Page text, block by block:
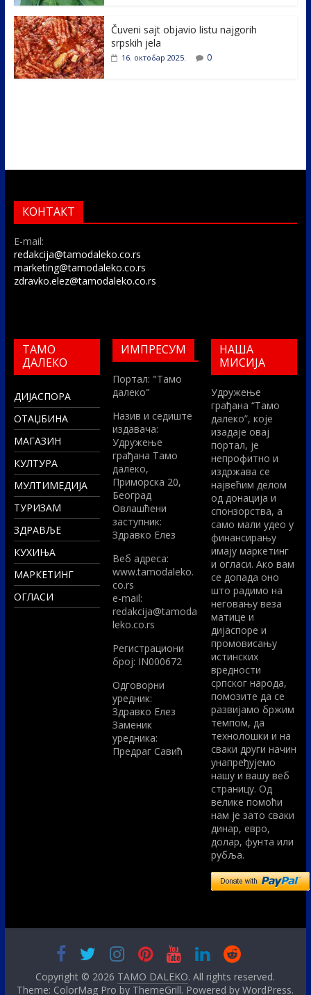
Čuveni sajt objavio listu najgorih
srpskih jela
16. октобар 2025. 0
КОНТАКТ
E-mail:
redakcija@tamodaleko.co.rs
marketing@tamodaleko.co.rs
zdravko.elez@tamodaleko.co.rs
ТАМО
ДАЛЕКО
ДИЈАСПОРА
ОТАЏБИНА
МАГАЗИН
КУЛТУРА
МУЛТИМЕДИЈА
ТУРИЗАМ
ЗДРАВЉЕ
КУХИЊА
МАРКЕТИНГ
ОГЛАСИ
ИМПРЕСУМ
Портал: "Тамо
далеко"
Назив и седиште
издавача:
Удружење
грађана Тамо
далеко,
Приморска 20,
Београд
Овлашћени
заступник:
Здравко Елез
Вeб адреса:
www.tamodaleko.
co.rs
e-mail:
redakcija@tamoda
leko.co.rs
Регистрациони
број: IN000672
Одговорни
уредник:
Здравко Елез
Заменик
уредника:
Предраг Савић
НАША
МИСИЈА
Удружење
грађана “Тамо
далеко”, које
изадаје овај
портал, је
непрофитно и
издржава се
највећим делом
од донација и
спонзорства, а
само мали удео у
финансирању
имају маркетинг
и огласи. Ако вам
се допада оно
што радимо на
неговању веза
матице и
дијаспоре и
промовисању
истинских
вредности
српског народа,
помозите да се
развијамо бржим
темпом, да
технолошки и на
сваки други начин
унапређујемо
нашу и вашу веб
страницу. Од
велике помоћи
нам је зато сваки
динар, евро,
долар, фунта или
рубља.
Copyright © 2026 TAMO DALEKO. All rights reserved.
Theme: ColorMag Pro by ThemeGrill. Powered byWordPress.